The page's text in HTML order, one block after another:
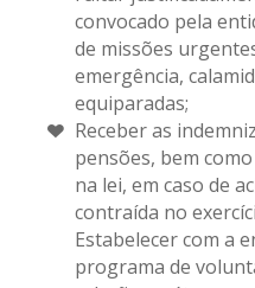
convocado pela
de missões
emergência,
equiparadas;
Receber as
pensões, bem
na lei, em caso de
contraída no
Estabelecer com a
programa de